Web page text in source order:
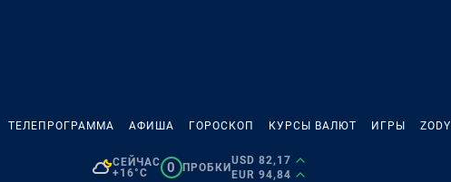
ТЕЛЕПРОГРАММА АФИША ГОРОСКОП КУРСЫ ВАЛЮТ ИГРЫ ZODY
СЕЙЧАС
+16°C
0 ПРОБКИ
USD 82,17
EUR 94,84